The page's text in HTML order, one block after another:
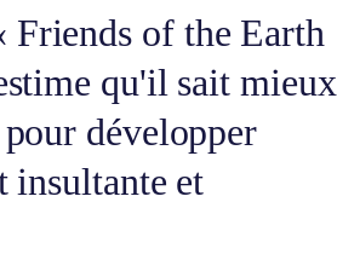
Friends of the Earth
qu'il sait mieux
développer
insultante et